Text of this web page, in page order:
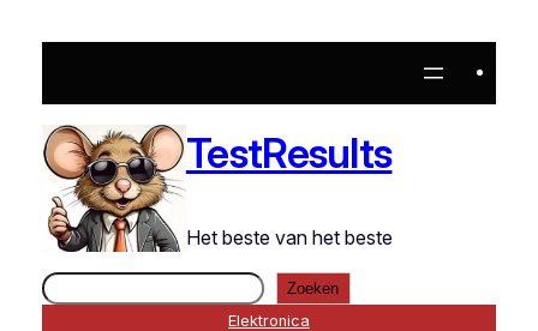
naar
inhoud
TestResults
Het beste van het beste
Zoeken
Zoeken
Elektronica